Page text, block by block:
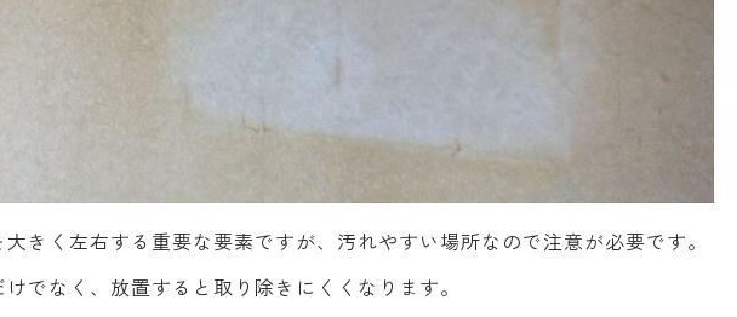
きく左右する重要な要素ですが、汚れやすい場所なので注意が必要です。
でなく、放置すると取り除きにくくなります。